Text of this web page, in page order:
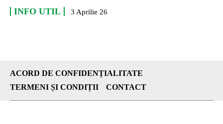
INFO UTIL 3 Aprilie 26
ACORD DE CONFIDENȚIALITATE
TERMENI ȘI CONDIȚII
CONTACT